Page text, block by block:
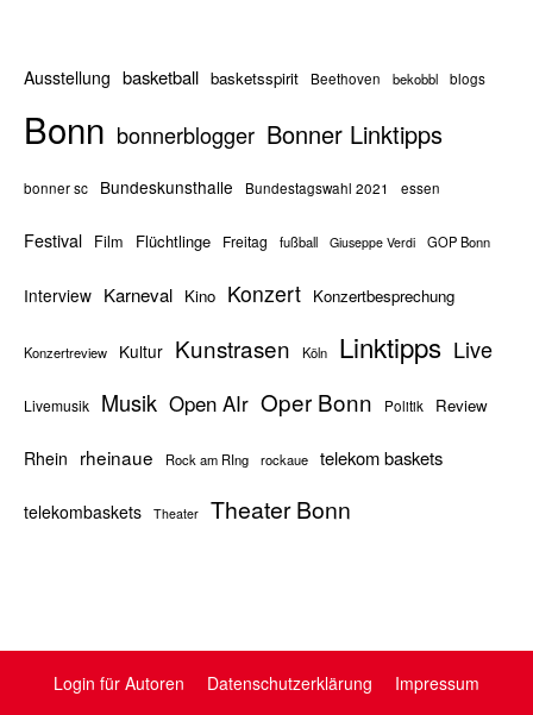
Ausstellung basketball basketsspirit Beethoven bekobbl blogs
Bonn bonnerblogger Bonner Linktipps
bonner sc Bundeskunsthalle Bundestagswahl 2021 essen
Festival Film Flüchtlinge Freitag fußball Giuseppe Verdi GOP Bonn
Interview Karneval Kino Konzert Konzertbesprechung
Konzertreview Kultur Kunstrasen Köln Linktipps Live
Livemusik Musik Open AIr Oper Bonn Politik Review
Rhein rheinaue Rock am RIng rockaue telekom baskets
telekombaskets Theater Theater Bonn
Login für Autoren Datenschutzerklärung Impressum